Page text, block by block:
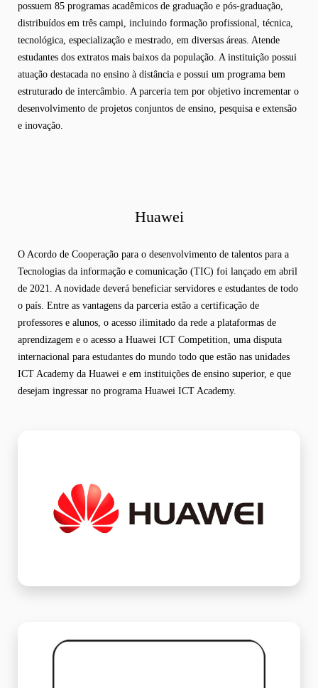
possuem 85 programas acadêmicos de graduação e pós-graduação,
distribuídos em três campi, incluindo formação profissional, técnica,
tecnológica, especialização e mestrado, em diversas áreas. Atende
estudantes dos extratos mais baixos da população. A instituição possui
atuação destacada no ensino à distância e possui um programa bem
estruturado de intercâmbio. A parceria tem por objetivo incrementar o
desenvolvimento de projetos conjuntos de ensino, pesquisa e extensão
e inovação.
Huawei
O Acordo de Cooperação para o desenvolvimento de talentos para a
Tecnologias da informação e comunicação (TIC) foi lançado em abril
de 2021. A novidade deverá beneficiar servidores e estudantes de todo
o país. Entre as vantagens da parceria estão a certificação de
professores e alunos, o acesso ilimitado da rede a plataformas de
aprendizagem e o acesso a Huawei ICT Competition, uma disputa
internacional para estudantes do mundo todo que estão nas unidades
ICT Academy da Huawei e em instituições de ensino superior, e que
desejam ingressar no programa Huawei ICT Academy.